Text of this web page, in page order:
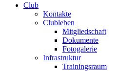
Club
Kontakte
Clubleben
Mitgliedschaft
Dokumente
Fotogalerie
Infrastruktur
Trainingsraum